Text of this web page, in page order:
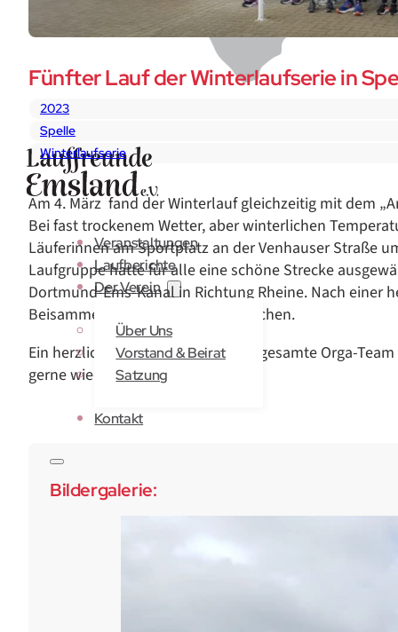
Veranstaltungen
Laufberichte
Der Verein
Über Uns
Vorstand & Beirat
Satzung
Kontakt
Fünfter Lauf der Winterlaufserie in
2023
Spelle
Winterlaufserie
Am 4. März fand der Winterlauf gleichzeitig mit dem
Bei fast trockenem Wetter, aber winterlichen
Läuferinnen am Sportplatz an der Venhauser Straße
Laufgruppe hatte für alle eine schöne Strecke
Dortmund-Ems-Kanal in Richtung Rheine. Nach einer
Beisammensein mit Kaffee und Kuchen.
Ein herzliches Dankeschön an das gesamte Orga-
gerne wieder.
Bildergalerie: